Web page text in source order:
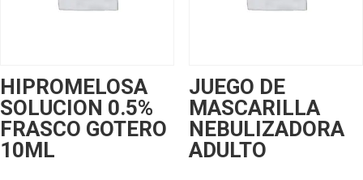
HIPROMELOSA
SOLUCION 0.5%
FRASCO GOTERO
10ML
JUEGO DE
MASCARILLA
NEBULIZADORA
ADULTO